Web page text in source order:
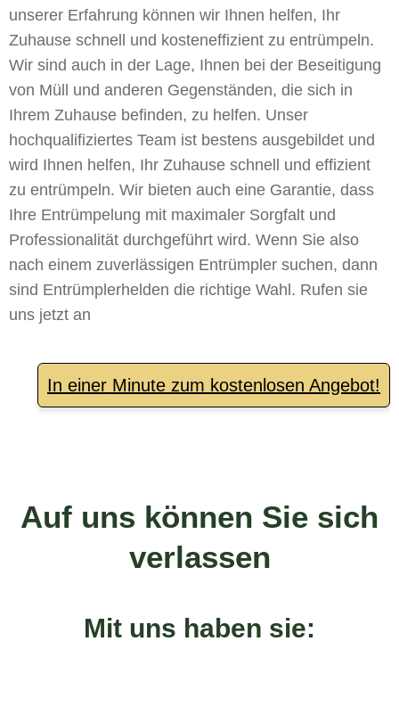
unserer Erfahrung können wir Ihnen helfen, Ihr
Zuhause schnell und kosteneffizient zu entrümpeln.
Wir sind auch in der Lage, Ihnen bei der Beseitigung
von Müll und anderen Gegenständen, die sich in
Ihrem Zuhause befinden, zu helfen. Unser
hochqualifiziertes Team ist bestens ausgebildet und
wird Ihnen helfen, Ihr Zuhause schnell und effizient
zu entrümpeln. Wir bieten auch eine Garantie, dass
Ihre Entrümpelung mit maximaler Sorgfalt und
Professionalität durchgeführt wird. Wenn Sie also
nach einem zuverlässigen Entrümpler suchen, dann
sind Entrümplerhelden die richtige Wahl. Rufen sie
uns jetzt an
In einer Minute zum kostenlosen Angebot!
Auf uns können Sie sich
verlassen
Mit uns haben sie: